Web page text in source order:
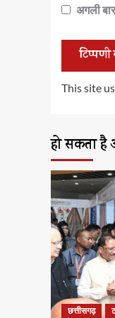
अगली
This site
हो सकता
छत्तीसगढ़